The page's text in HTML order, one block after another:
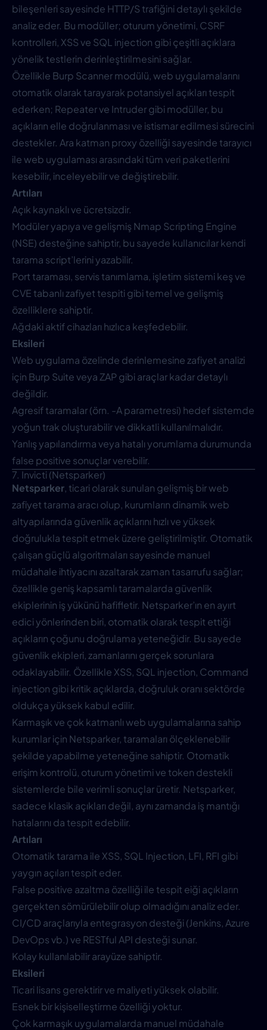
bileşenleri sayesinde HTTP/S trafiğini detaylı şekilde
analiz eder. Bu modüller; oturum yönetimi, CSRF
kontrolleri, XSS ve SQL injection gibi çeşitli açıklara
yönelik testlerin derinleştirilmesini sağlar.
Özellikle Burp Scanner modülü, web uygulamalarını
otomatik olarak tarayarak potansiyel açıkları tespit
ederken; Repeater ve Intruder gibi modüller, bu
açıkların elle doğrulanması ve istismar edilmesi sürecini
destekler. Ara katman proxy özelliği sayesinde tarayıcı
ile web uygulaması arasındaki tüm veri paketlerini
kesebilir, inceleyebilir ve değiştirebilir.
Artıları
Açık kaynaklı ve ücretsizdir.
Modüler yapıya ve gelişmiş Nmap Scripting Engine
(NSE) desteğine sahiptir, bu sayede kullanıcılar kendi
tarama script’lerini yazabilir.
Port taraması, servis tanımlama, işletim sistemi keş ve
CVE tabanlı zafiyet tespiti gibi temel ve gelişmiş
özelliklere sahiptir.
Ağdaki aktif cihazları hızlıca keşfedebilir.
Eksileri
Web uygulama özelinde derinlemesine zafiyet analizi
için Burp Suite veya ZAP gibi araçlar kadar detaylı
değildir.
Agresif taramalar (örn. -A parametresi) hedef sistemde
yoğun trak oluşturabilir ve dikkatli kullanılmalıdır.
Yanlış yapılandırma veya hatalı yorumlama durumunda
false positive sonuçlar verebilir.
7. Invicti (Netsparker)
Netsparker, ticari olarak sunulan gelişmiş bir web
zafiyet tarama aracı olup, kurumların dinamik web
altyapılarında güvenlik açıklarını hızlı ve yüksek
doğrulukla tespit etmek üzere geliştirilmiştir. Otomatik
çalışan güçlü algoritmaları sayesinde manuel
müdahale ihtiyacını azaltarak zaman tasarrufu sağlar;
özellikle geniş kapsamlı taramalarda güvenlik
ekiplerinin iş yükünü hafifletir. Netsparker’ın en ayırt
edici yönlerinden biri, otomatik olarak tespit ettiği
açıkların çoğunu doğrulama yeteneğidir. Bu sayede
güvenlik ekipleri, zamanlarını gerçek sorunlara
odaklayabilir. Özellikle XSS, SQL injection, Command
injection gibi kritik açıklarda, doğruluk oranı sektörde
oldukça yüksek kabul edilir.
Karmaşık ve çok katmanlı web uygulamalarına sahip
kurumlar için Netsparker, taramaları ölçeklenebilir
şekilde yapabilme yeteneğine sahiptir. Otomatik
erişim kontrolü, oturum yönetimi ve token destekli
sistemlerde bile verimli sonuçlar üretir. Netsparker,
sadece klasik açıkları değil, aynı zamanda iş mantığı
hatalarını da tespit edebilir.
Artıları
Otomatik tarama ile XSS, SQL Injection, LFI, RFI gibi
yaygın açıları tespit eder.
False positive azaltma özelliği ile tespit eiği açıkların
gerçekten sömürülebilir olup olmadığını analiz eder.
CI/CD araçlarıyla entegrasyon desteği (Jenkins, Azure
DevOps vb.) ve RESTful API desteği sunar.
Kolay kullanılabilir arayüze sahiptir.
Eksileri
Ticari lisans gerektirir ve maliyeti yüksek olabilir.
Esnek bir kişiselleştirme özelliği yoktur.
Çok karmaşık uygulamalarda manuel müdahale